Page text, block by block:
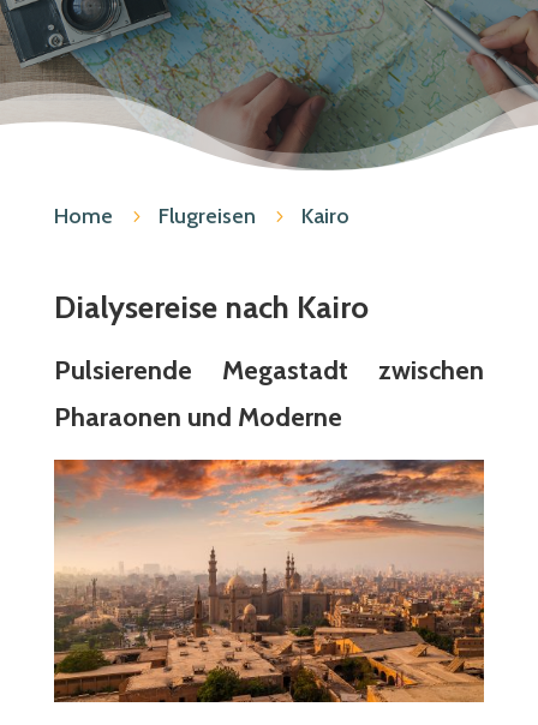
Home 5 Flugreisen 5 Kairo
Dialysereise nach Kairo
Pulsierende Megastadt zwischen
Pharaonen und Moderne